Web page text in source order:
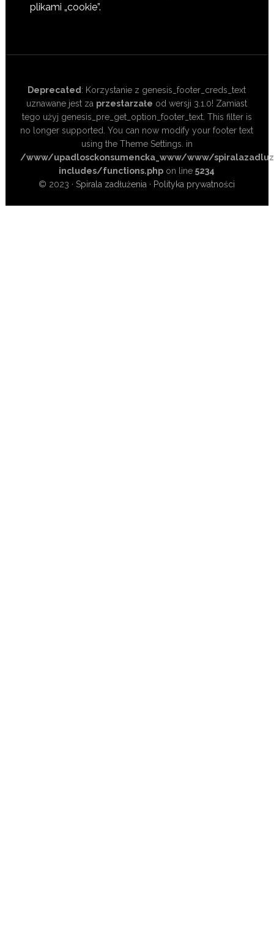
plikami „cookie”.
Deprecated: Korzystanie z genesis_footer_creds_text
uznawane jest za przestarzałe od wersji 3.1.0! Zamiast
tego użyj genesis_pre_get_option_footer_text. This filter is
no longer supported. You can now modify your footer text
using the Theme Settings. in
/www/upadlosckonsumencka_www/www/
includes/functions.php on line5234
© 2023 ·Spirala zadłużenia · Polityka prywatności